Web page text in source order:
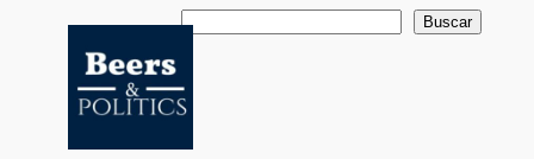
contenido
Buscar Buscar